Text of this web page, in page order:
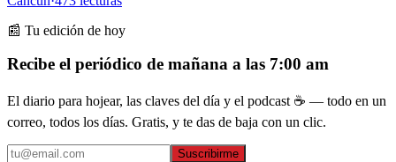
📰 Tu edición de hoy
Recibe el periódico de mañana a las 7:00 am
El diario para hojear, las claves del día y el podcast ☕ — todo en un
correo, todos los días. Gratis, y te das de baja con un clic.
Suscribirme